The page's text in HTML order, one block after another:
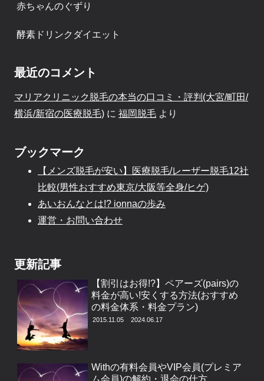
赤ちゃんのぐずり
酵素ドリンクダイエット
最近のコメント
マリアクリニック脱毛の本当の口コミ・評判(大宮/町田/
横浜/新宿の医療脱毛) に 福岡脱毛 より
ブックマーク
【メンズ脱毛が安い】医療脱毛/レーザー脱毛12社
比較(男性おすすめ東京/大阪等全身/ヒゲ)
あいおんなとは!? ionnaの歩み
運営・お問い合わせ
更新記事
【割引はお得!?】ペアーズ(pairs)の
料金が高い!安くする方法(おすすめ
の料金体系・料金プラン)
2015.11.05 2024.06.17
Withの有料会員やVIP会員(プレミア
ム会員)の解約・退会の仕方